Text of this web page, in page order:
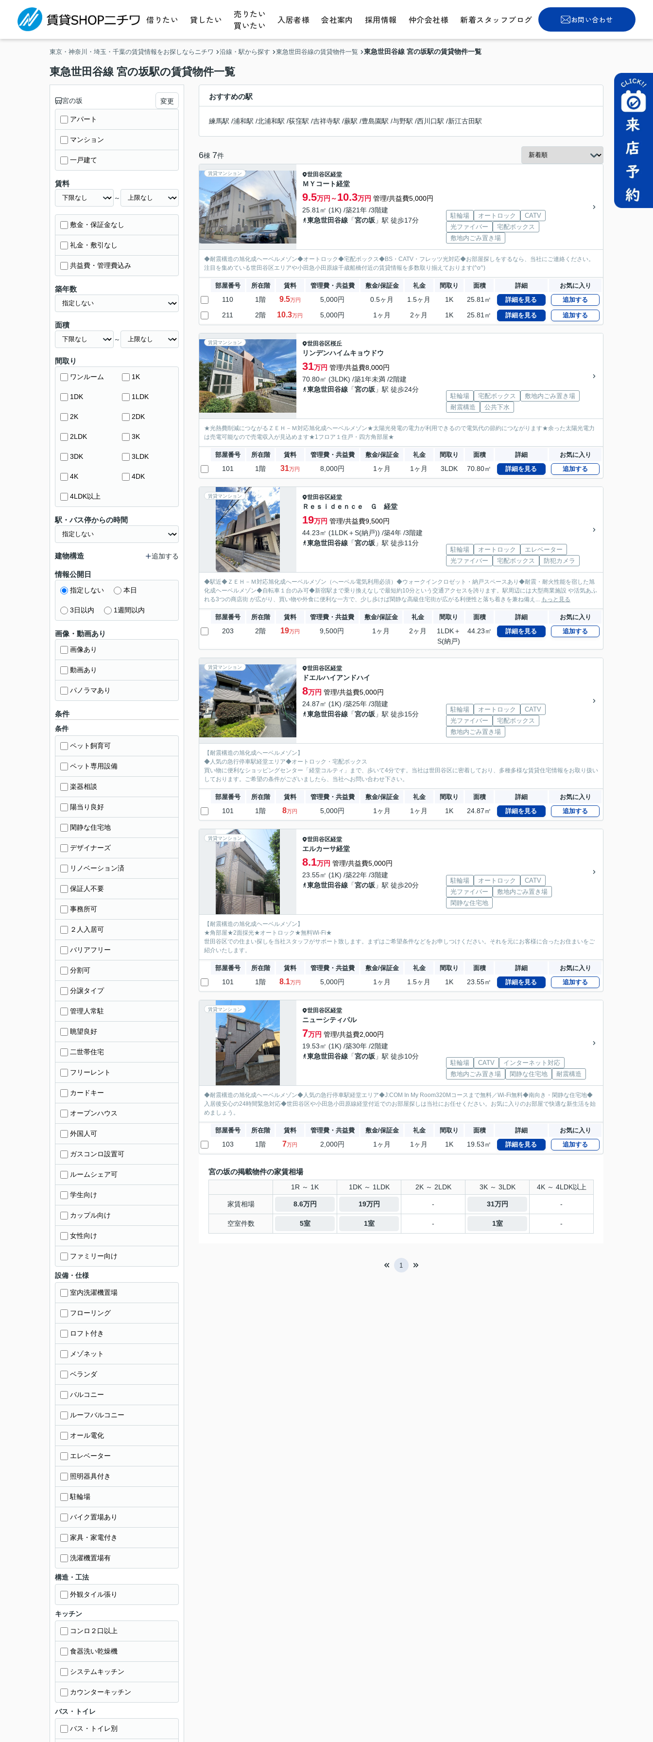
借りたい 貸したい
売りたい
買いたい
入居者様 会社案内 採用情報 仲介会社様 新着スタッフブログ お問い合わせ
東京・神奈川・埼玉・千葉の賃貸情報をお探しならニチワ 沿線・駅から探す 東急世田谷線の賃貸物件一覧 東急世田谷線 宮の坂駅の賃貸物件一覧
東急世田谷線 宮の坂駅の賃貸物件一覧
おすすめの駅
練馬駅 /浦和駅 /北浦和駅 /荻窪駅 /吉祥寺駅 /蕨駅 /豊島園駅 /与野駅 /西川口駅 /新江古田駅
6棟 7件
賃貸マンション 世田谷区経堂
ＭＹコート経堂
9.5万円～10.3万円 管理/共益費5,000円
25.81㎡ (1K) /築21年 /3階建
東急世田谷線 「宮の坂 」駅 徒歩17分
駐輪場 オートロック
CATV
光ファイバー
宅配ボックス
敷地内ごみ置き場
◆耐震構造の旭化成ヘーベルメゾン◆オートロック◆宅配ボックス◆BS・CATV・フレッツ光対応◆お部屋探しをするなら、当社にご連絡ください。
注目を集めている世田谷区エリアや小田急小田原線千歳船橋付近の賃貸情報を多数取り揃えております(^o^)
部屋番号 所在階 賃料 管理費・共益費 敷金/保証金 礼金 間取り 面積 詳細 お気に入り
110 1階 9.5万円 5,000円 0.5ヶ月 1.5ヶ月 1K 25.81㎡ 詳細を見る 追加する
211 2階 10.3万円 5,000円 1ヶ月 2ヶ月 1K 25.81㎡ 詳細を見る 追加する
賃貸マンション 世田谷区桜丘
リンデンハイムキョウドウ
31万円 管理/共益費8,000円
70.80㎡ (3LDK) /築1年未満 /2階建
東急世田谷線 「宮の坂 」駅 徒歩24分
駐輪場 宅配ボックス
敷地内ごみ置き場
耐震構造
公共下水
★光熱費削減につながるＺＥＨ－Ｍ対応旭化成ヘーベルメゾン★太陽光発電の電力が利用できるので電気代の節約につながります★余った太陽光電力
は売電可能なので売電収入が見込めます★1フロア１住戸・四方角部屋★
部屋番号 所在階 賃料 管理費・共益費 敷金/保証金 礼金 間取り 面積 詳細 お気に入り
101 1階 31万円 8,000円 1ヶ月 1ヶ月 3LDK 70.80㎡ 詳細を見る 追加する
賃貸マンション 世田谷区経堂
Ｒｅｓｉｄｅｎｃｅ Ｇ 経堂
19万円 管理/共益費9,500円
44.23㎡ (1LDK＋S(納戸)) /築4年 /3階建
東急世田谷線 「宮の坂 」駅 徒歩11分
駐輪場 オートロック
エレベーター
光ファイバー
宅配ボックス 防犯カメラ
◆駅近◆ＺＥＨ－Ｍ対応旭化成へーベルメゾン（へーベル電気利用必須）◆ウォークインクロゼット・納戸スペースあり◆耐震・耐火性能を宿した旭
化成ヘーベルメゾン◆自転車１台のみ可◆新宿駅まで乗り換えなしで最短約10分という交通アクセスを誇ります。駅周辺には大型商業施設 や活気あふ
れる3つの商店街 が広がり、買い物や外食に便利な一方で、少し歩けば閑静な高級住宅街が広がる利便性と落ち着きを兼ね備え... もっと見る
部屋番号 所在階 賃料 管理費・共益費 敷金/保証金 礼金 間取り 面積 詳細 お気に入り
203 2階 19万円 9,500円 1ヶ月 2ヶ月
1LDK＋
S(納戸)
44.23㎡ 詳細を見る 追加する
賃貸マンション 世田谷区経堂
ドエルハイアンドハイ
8万円 管理/共益費5,000円
24.87㎡ (1K) /築25年 /3階建
東急世田谷線 「宮の坂 」駅 徒歩15分
駐輪場 オートロック
CATV
光ファイバー
宅配ボックス
敷地内ごみ置き場
【耐震構造の旭化成ヘーベルメゾン】
◆人気の急行停車駅経堂エリア◆オートロック・宅配ボックス
買い物に便利なショッピングセンター「経堂コルティ」まで、歩いて4分です。当社は世田谷区に密着しており、多種多様な賃貸住宅情報をお取り扱い
しております。ご希望の条件がございましたら、当社へお問い合わせ下さい。
部屋番号 所在階 賃料 管理費・共益費 敷金/保証金 礼金 間取り 面積 詳細 お気に入り
101 1階 8万円 5,000円 1ヶ月 1ヶ月 1K 24.87㎡ 詳細を見る 追加する
賃貸マンション 世田谷区経堂
エルカーサ経堂
8.1万円 管理/共益費5,000円
23.55㎡ (1K) /築22年 /3階建
東急世田谷線 「宮の坂 」駅 徒歩20分
駐輪場 オートロック
CATV
光ファイバー
敷地内ごみ置き場
閑静な住宅地
【耐震構造の旭化成ヘーベルメゾン】
★角部屋★2面採光★オートロック★無料Wi-Fi★
世田谷区での住まい探しを当社スタッフがサポート致します。まずはご希望条件などをお申しつけください。それを元にお客様に合ったお住まいをご
紹介いたします。
部屋番号 所在階 賃料 管理費・共益費 敷金/保証金 礼金 間取り 面積 詳細 お気に入り
101 1階 8.1万円 5,000円 1ヶ月 1.5ヶ月 1K 23.55㎡ 詳細を見る 追加する
賃貸マンション 世田谷区経堂
ニューシティパル
7万円 管理/共益費2,000円
19.53㎡ (1K) /築30年 /2階建
東急世田谷線 「宮の坂 」駅 徒歩10分
駐輪場 CATV
インターネット対応
敷地内ごみ置き場
閑静な住宅地 耐震構造
◆耐震構造の旭化成ヘーベルメゾン◆人気の急行停車駅経堂エリア◆J:COM In My Room320Mコースまで無料／Wi-Fi無料◆南向き・閑静な住宅地◆
入居後安心の24時間緊急対応◆世田谷区や小田急小田原線経堂付近でのお部屋探しは当社にお任せください。お気に入りのお部屋で快適な新生活を始
めましょう。
部屋番号 所在階 賃料 管理費・共益費 敷金/保証金 礼金 間取り 面積 詳細 お気に入り
103 1階 7万円 2,000円 1ヶ月 1ヶ月 1K 19.53㎡ 詳細を見る 追加する
宮の坂の掲載物件の家賃相場
1R ～ 1K 1DK ～ 1LDK 2K ～ 2LDK 3K ～ 3LDK 4K ～ 4LDK以上
家賃相場 8.6万円 19万円 - 31万円 -
空室件数 5室 1室 - 1室 -
1
宮の坂 変更
アパート
マンション
一戸建て
賃料
～
敷金・保証金なし
礼金・敷引なし
共益費・管理費込み
築年数
面積
～
間取り
ワンルーム 1K
1DK 1LDK
2K 2DK
2LDK 3K
3DK 3LDK
4K 4DK
4LDK以上
駅・バス停からの時間
建物構造 追加する
情報公開日
指定しない 本日
3日以内 1週間以内
画像・動画あり
画像あり
動画あり
パノラマあり
条件
条件
ペット飼育可
ペット専用設備
楽器相談
陽当り良好
閑静な住宅地
デザイナーズ
リノベーション済
保証人不要
事務所可
２人入居可
バリアフリー
分割可
分譲タイプ
管理人常駐
眺望良好
二世帯住宅
フリーレント
カードキー
オープンハウス
外国人可
ガスコンロ設置可
ルームシェア可
学生向け
カップル向け
女性向け
ファミリー向け
設備・仕様
室内洗濯機置場
フローリング
ロフト付き
メゾネット
ベランダ
バルコニー
ルーフバルコニー
オール電化
エレベーター
照明器具付き
駐輪場
バイク置場あり
家具・家電付き
洗濯機置場有
構造・工法
外観タイル張り
キッチン
コンロ２口以上
食器洗い乾燥機
システムキッチン
カウンターキッチン
バス・トイレ
バス・トイレ別